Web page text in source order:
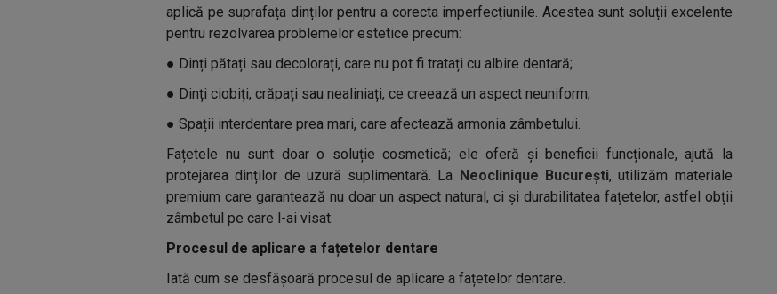
aplică pe suprafața dinților pentru a corecta imperfecțiunile. Acestea sunt soluții excelente
pentru rezolvarea problemelor estetice precum:
● Dinți pătați sau decolorați, care nu pot fi tratați cu albire dentară;
● Dinți ciobiți, crăpați sau nealiniați, ce creează un aspect neuniform;
● Spații interdentare prea mari, care afectează armonia zâmbetului.
Fațetele nu sunt doar o soluție cosmetică; ele oferă și beneficii funcționale, ajută la
protejarea dinților de uzură suplimentară. La Neoclinique București, utilizăm materiale
premium care garantează nu doar un aspect natural, ci și durabilitatea fațetelor, astfel obții
zâmbetul pe care l-ai visat.
Procesul de aplicare a fațetelor dentare
Iată cum se desfășoară procesul de aplicare a fațetelor dentare.